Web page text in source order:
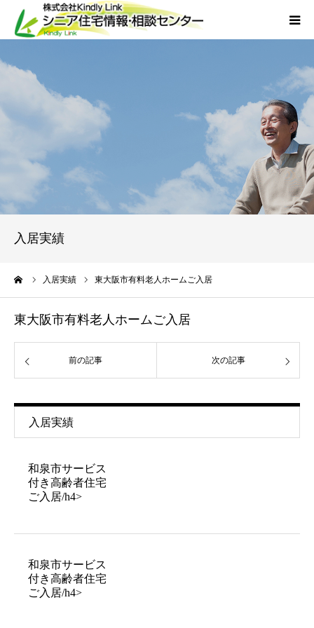
入居実績
入居実績 東大阪市有料老人ホームご入居
東大阪市有料老人ホームご入居
前の記事 次の記事
入居実績
和泉市サービス
付き高齢者住宅
ご入居/h4>
和泉市サービス
付き高齢者住宅
ご入居/h4>
当社について
外国人人材採用
お問い合わせ